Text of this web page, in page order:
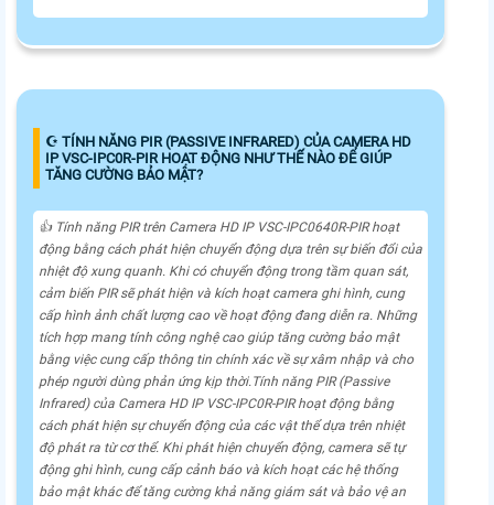
☪ TÍNH NĂNG PIR (PASSIVE INFRARED) CỦA CAMERA HD
IP VSC-IPC0R-PIR HOẠT ĐỘNG NHƯ THẾ NÀO ĐỂ GIÚP
TĂNG CƯỜNG BẢO MẬT?
👍 Tính năng PIR trên Camera HD IP VSC-IPC0640R-PIR hoạt
động bằng cách phát hiện chuyển động dựa trên sự biến đổi của
nhiệt độ xung quanh. Khi có chuyển động trong tầm quan sát,
cảm biến PIR sẽ phát hiện và kích hoạt camera ghi hình, cung
cấp hình ảnh chất lượng cao về hoạt động đang diễn ra. Những
tích hợp mang tính công nghệ cao giúp tăng cường bảo mật
bằng việc cung cấp thông tin chính xác về sự xâm nhập và cho
phép người dùng phản ứng kịp thời.Tính năng PIR (Passive
Infrared) của Camera HD IP VSC-IPC0R-PIR hoạt động bằng
cách phát hiện sự chuyển động của các vật thể dựa trên nhiệt
độ phát ra từ cơ thể. Khi phát hiện chuyển động, camera sẽ tự
động ghi hình, cung cấp cảnh báo và kích hoạt các hệ thống
bảo mật khác để tăng cường khả năng giám sát và bảo vệ an